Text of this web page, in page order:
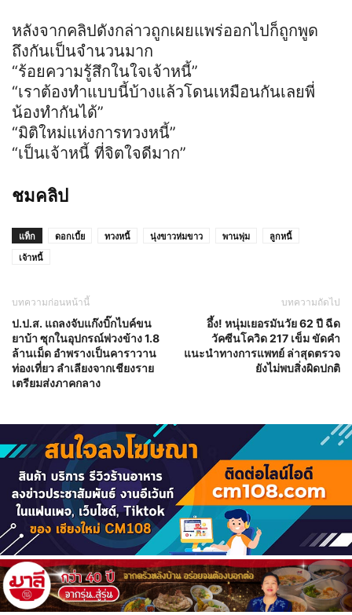
หลังจากคลิปดังกล่าวถูกเผยแพร่ออกไปก็ถูกพูด
ถึงกันเป็นจำนวนมาก
“ร้อยความรู้สึกในใจเจ้าหนี้”
“เราต้องทำแบบนี้บ้างแล้วโดนเหมือนกันเลยพี่
น้องทำกันได้”
“มิติใหม่แห่งการทวงหนี้”
“เป็นเจ้าหนี้ ที่จิตใจดีมาก”
ชมคลิป
แท็ก ดอกเบี้ย ทวงหนี้ นุ่งขาวห่มขาว พานพุ่ม
ลูกหนี้
เจ้าหนี้
บทความก่อนหน้านี้
ป.​​​ป.ส. แถลงจับแก๊งบิ๊กไบค์ขน
ยาบ้า ซุกในอุปกรณ์พ่วงข้าง 1.8
ล้านเม็ด อำพรางเป็นคาราวาน
ท่องเที่ยว ลำเลียงจากเชียงราย
เตรียมส่งภาคกลาง
บทความถัดไป
อึ้ง! หนุ่มเยอรมันวัย 62 ปี ฉีด
วัคซีนโควิด 217 เข็ม ขัดคำ
แนะนำทางการแพทย์ ล่าสุดตรวจ
ยังไม่พบสิ่งผิดปกติ